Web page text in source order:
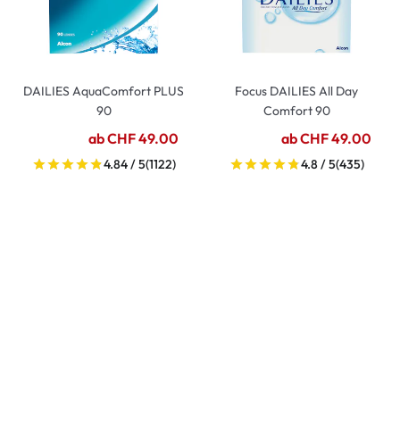
DAILIES AquaComfort PLUS
90
ab CHF 49.00
4.84 / 5(1122)
Focus DAILIES All Day
Comfort 90
ab CHF 49.00
4.8 / 5(435)